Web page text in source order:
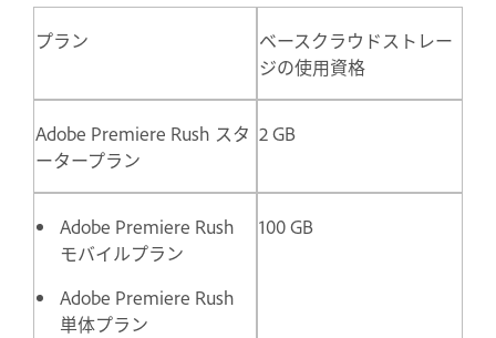
プラン
ベースクラウドストレー
ジの使用資格
Adobe Premiere Rush スタ
ータープラン
2 GB
Adobe Premiere Rush
モバイルプラン
Adobe Premiere Rush
単体プラン
100 GB